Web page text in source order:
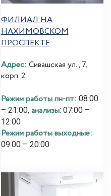
ФИЛИАЛ НА
НАХИМОВСКОМ
ПРОСПЕКТЕ
Адрес: Сивашская ул., 7,
корп. 2
Режим работы пн-пт: 08:00
– 21:00, анализы: 07:00 –
12:00
Режим работы выходные:
09:00 – 20:00